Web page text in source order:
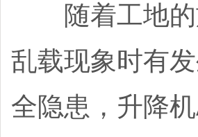
随着工地的
乱载现象时有
全隐患，升降